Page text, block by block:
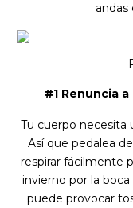
andas
#1 Renuncia
Tu cuerpo necesita
Así que pedalea
respirar fácilmente
invierno por la
puede provocar